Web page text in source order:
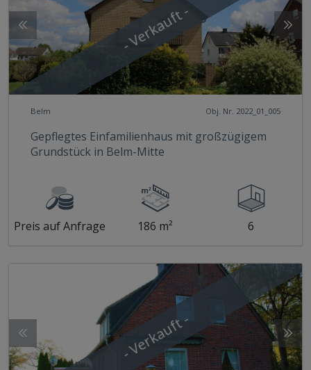
- Verkauft -
Belm Obj. Nr. 2022_01_005
Gepflegtes Einfamilienhaus mit großzügigem
Grundstück in Belm-Mitte
Preis auf Anfrage 186 m² 6
- Verkauft -